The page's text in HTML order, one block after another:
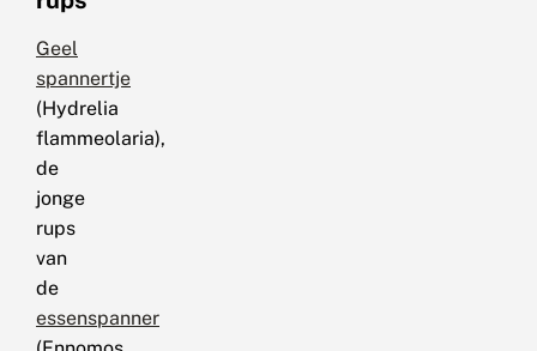
Geel
spannertje
(Hydrelia
flammeolaria),
de
jonge
rups
van
de
essenspanner